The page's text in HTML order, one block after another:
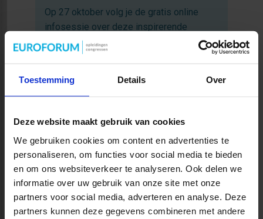
Toestemming Details Over
Deze website maakt gebruik van cookies
We gebruiken cookies om content en advertenties te
personaliseren, om functies voor social media te bieden
en om ons websiteverkeer te analyseren. Ook delen we
informatie over uw gebruik van onze site met onze
partners voor social media, adverteren en analyse. Deze
partners kunnen deze gegevens combineren met andere
Op 27 oktober volg je de gratis online
infosessie over deze inspirerende
jaaropleiding. Tijdens deze sessie krijg je
aanvullende informatie over de opleiding,
studiebelasting. Ook kun je alle je vragen
stellen.
Meld je direct aan voor de online
infosessieof neem contact op metTonnie
van Zanten,T:040 - 2 972 780. Je
ontvangt van ons uiterlijk een dag voor de
voorlichting de ZOOM-link. We starten om
11.00 uur en de infosessie duurt tot
ongeveer 12.00 uur.